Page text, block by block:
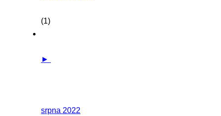
(1)
►
srpna 2022